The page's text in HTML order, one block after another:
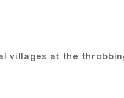
villages at the